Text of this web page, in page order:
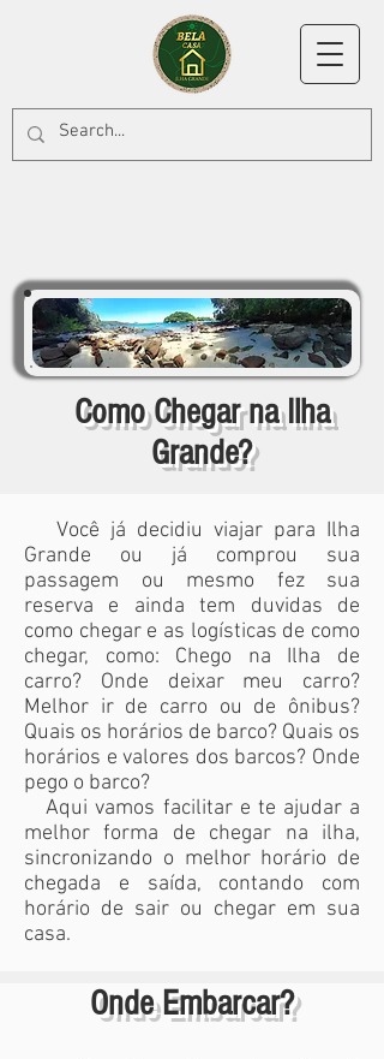
Como Chegar na Ilha
Grande?
Você já decidiu viajar para Ilha
Grande ou já comprou sua
passagem ou mesmo fez sua
reserva e ainda tem duvidas de
como chegar e as logísticas de como
chegar, como: Chego na Ilha de
carro? Onde deixar meu carro?
Melhor ir de carro ou de ônibus?
Quais os horários de barco? Quais os
horários e valores dos barcos? Onde
pego o barco?
Aqui vamos facilitar e te ajudar a
melhor forma de chegar na ilha,
sincronizando o melhor horário de
chegada e saída, contando com
horário de sair ou chegar em sua
casa.
Onde Embarcar?